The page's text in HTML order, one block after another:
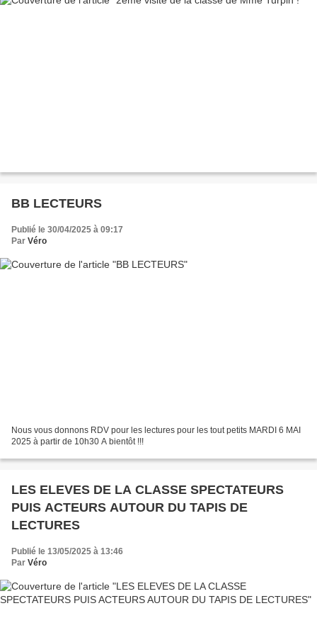
BB LECTEURS
Publié le 30/04/2025 à 09:17
Par Véro
Nous vous donnons RDV pour les lectures pour les tout petits MARDI 6 MAI
2025 à partir de 10h30 A bientôt !!!
LES ELEVES DE LA CLASSE SPECTATEURS
PUIS ACTEURS AUTOUR DU TAPIS DE
LECTURES
Publié le 13/05/2025 à 13:46
Par Véro